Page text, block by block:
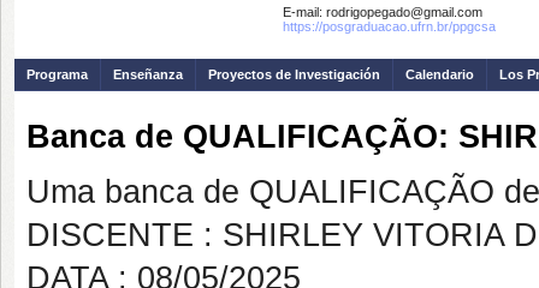
E-mail: rodrigopegado@gmail.com
https://posgraduacao.ufrn.br/ppgcsa
Programa Enseñanza Proyectos de Investigación Calendario Los
Banca de QUALIFICAÇÃO:
Uma banca de QUALIFICAÇÃO
DISCENTE : SHIRLEY VITORIA
DATA : 08/05/2025